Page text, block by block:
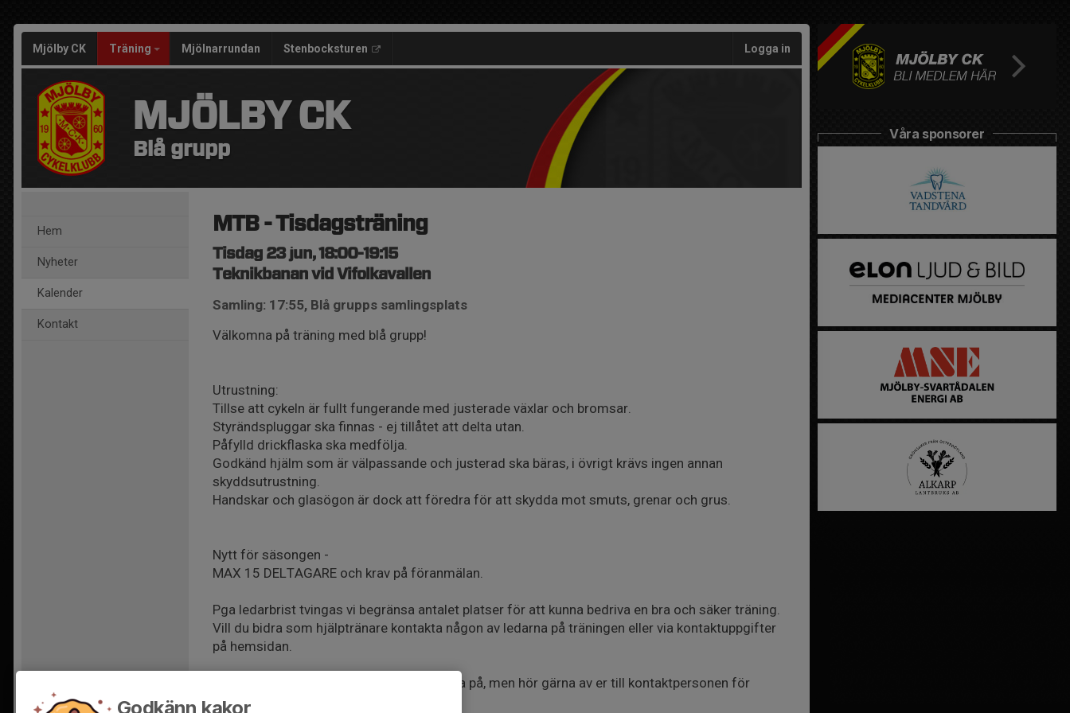
Mjölby CK Träning Mjölnarrundan Stenbocksturen Logga in
MJÖLBY CK
Blå grupp
Hem
Nyheter
Kalender
Kontakt
MTB - Tisdagsträning
Tisdag 23 jun, 18:00-19:15
Teknikbanan vid Vifolkavallen
Samling: 17:55, Blå grupps samlingsplats
Välkomna på träning med blå grupp!
Utrustning:
Tillse att cykeln är fullt fungerande med justerade växlar och bromsar.
Styrändspluggar ska finnas - ej tillåtet att delta utan.
Påfylld drickflaska ska medfölja.
Godkänd hjälm som är välpassande och justerad ska bäras, i övrigt krävs ingen annan
skyddsutrustning.
Handskar och glasögon är dock att föredra för att skydda mot smuts, grenar och grus.
Nytt för säsongen -
MAX 15 DELTAGARE och krav på föranmälan.
Pga ledarbrist tvingas vi begränsa antalet platser för att kunna bedriva en bra och säker träning.
Vill du bidra som hjälptränare kontakta någon av ledarna på träningen eller via kontaktuppgifter
på hemsidan.
Vi välkomnar nya cyklister som vi vill prova på, men hör gärna av er till kontaktpersonen för
respektive grupp innan.
Våra sponsorer
Godkänn kakor